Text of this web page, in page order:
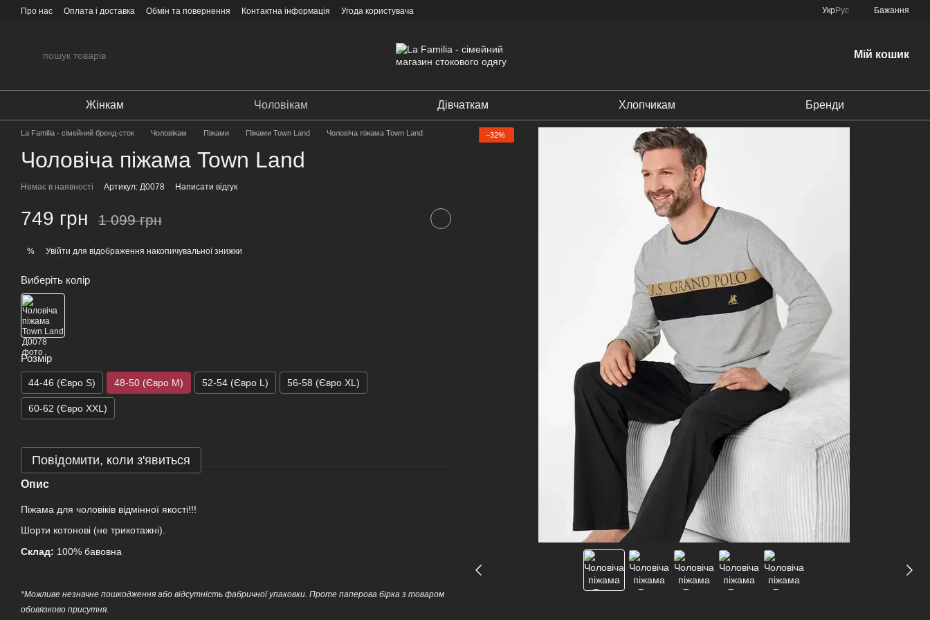
Перейти до основного контенту
Про нас Оплата і доставка Обмін та повернення Контактна інформація Угода користувача УкрРус Бажання
Мій кошик
Жінкам Чоловікам Дівчаткам Хлопчикам Бренди
La Familia - сімейний бренд-сток Чоловікам Піжами Піжами Town Land Чоловіча піжама Town Land
Чоловіча піжама Town Land
Немає в наявності Артикул: Д0078 Написати відгук
749 грн 1 099 грн
% Увійти для відображення накопичувальної знижки
Виберіть колір
Розмір
44-46 (Євро S) 48-50 (Євро M) 52-54 (Євро L) 56-58 (Євро XL)
60-62 (Євро XXL)
Повідомити, коли з'явиться
Опис
Піжама для чоловіків відмінної якості!!!
Шорти котонові (не трикотажні).
Склад: 100% бавовна
*Можливе незначне пошкодження або відсутність фабричної упаковки. Проте паперова бірка з товаром
обовязково присутня.
−32%